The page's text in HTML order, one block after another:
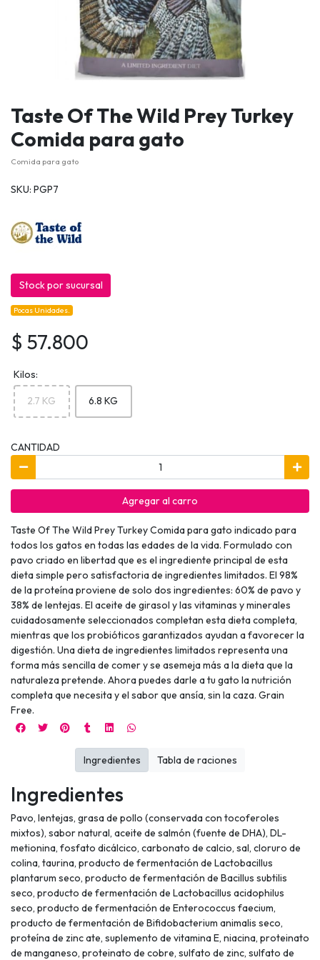
Taste Of The Wild Prey Turkey
Comida para gato
Comida para gato
SKU: PGP7
Stock por sucursal
Pocas Unidades.
$ 57.800
Kilos:
2.7 KG 6.8 KG
CANTIDAD
Agregar al carro
Taste Of The Wild Prey Turkey Comida para gato indicado para
todos los gatos en todas las edades de la vida. Formulado con
pavo criado en libertad que es el ingrediente principal de esta
dieta simple pero satisfactoria de ingredientes limitados. El 98%
de la proteína proviene de solo dos ingredientes: 60% de pavo y
38% de lentejas. El aceite de girasol y las vitaminas y minerales
cuidadosamente seleccionados completan esta dieta completa,
mientras que los probióticos garantizados ayudan a favorecer la
digestión. Una dieta de ingredientes limitados representa una
forma más sencilla de comer y se asemeja más a la dieta que la
naturaleza pretende. Ahora puedes darle a tu gato la nutrición
completa que necesita y el sabor que ansía, sin la caza. Grain
Free.
Ingredientes
Pavo, lentejas, grasa de pollo (conservada con tocoferoles
mixtos), sabor natural, aceite de salmón (fuente de DHA), DL-
metionina, fosfato dicálcico, carbonato de calcio, sal, cloruro de
colina, taurina, producto de fermentación de Lactobacillus
plantarum seco, producto de fermentación de Bacillus subtilis
seco, producto de fermentación de Lactobacillus acidophilus
seco, producto de fermentación de Enterococcus faecium,
producto de fermentación de Bifidobacterium animalis seco,
proteína de zinc ate, suplemento de vitamina E, niacina, proteinato
de manganeso, proteinato de cobre, sulfato de zinc, sulfato de
Ingredientes Tabla de raciones